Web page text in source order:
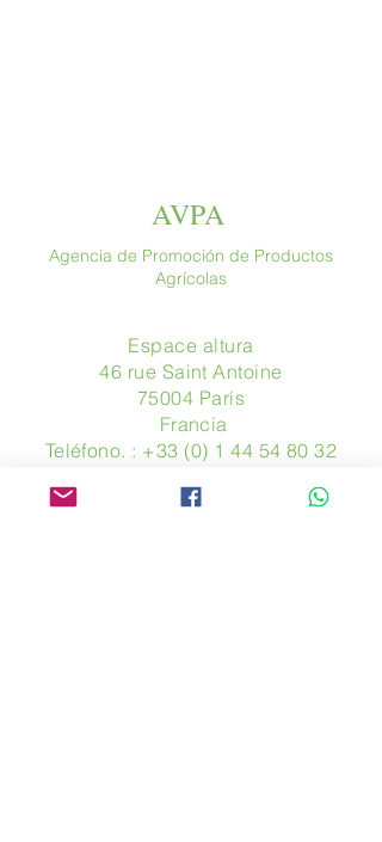
AVPA
Agencia de Promoción de Productos
Agrícolas
Espace altura
46 rue Saint Antoine
75004 París
​ Francia
Teléfono. : +33 (0) 1 44 54 80 32
www.avpa.fr